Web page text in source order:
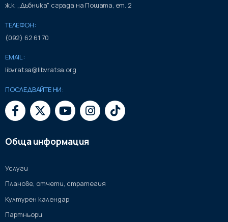
ж.к. „Дъбника" сграда на Пощата, ет. 2
ТЕЛЕФОН:
(092) 62 61 70
EMAIL:
libvratsa@libvratsa.org
ПОСЛЕДВАЙТЕ НИ:
Обща информация
Услуги
Планове, отчети, стратегия
Културен календар
Партньори